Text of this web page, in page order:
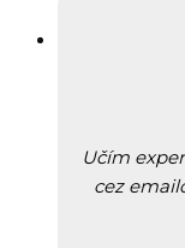
Učím
cez